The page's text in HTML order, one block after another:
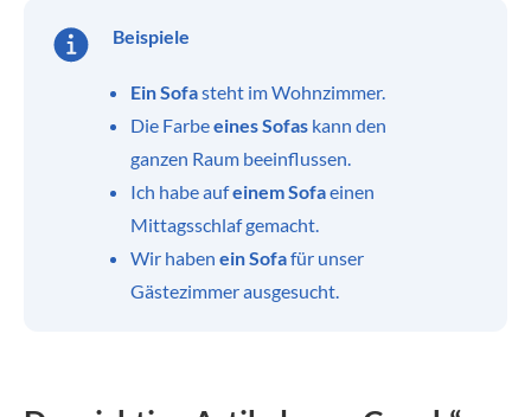
Beispiele
Ein Sofasteht im Wohnzimmer.
Die Farbeeines Sofas kann den
ganzen Raum beeinflussen.
Ich habe aufeinem Sofaeinen
Mittagsschlaf gemacht.
Wir haben ein Sofafür unser
Gästezimmer ausgesucht.